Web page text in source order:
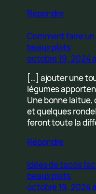
Répondre
Comment faire un
beaux plats
octobre 19, 2024
[…] ajouter une
légumes
Une bonne
et quelques
feront toute la
Répondre
Idées de tacos
beaux plats
octobre 19, 2024